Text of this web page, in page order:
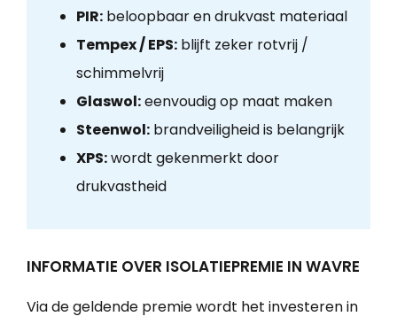
PIR:beloopbaar en drukvast materiaal
Tempex / EPS:blijft zeker rotvrij /
schimmelvrij
Glaswol:eenvoudig op maat maken
Steenwol:brandveiligheid is belangrijk
XPS:wordt gekenmerkt door
drukvastheid
INFORMATIE OVER ISOLATIEPREMIE IN WAVRE
Via de geldende premie wordt het investeren in